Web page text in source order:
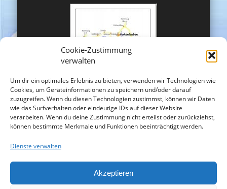
Cookie-Zustimmung
verwalten
Um dir ein optimales Erlebnis zu bieten, verwenden wir Technologien wie
Cookies, um Geräteinformationen zu speichern und/oder darauf
zuzugreifen. Wenn du diesen Technologien zustimmst, können wir Daten
wie das Surfverhalten oder eindeutige IDs auf dieser Website
verarbeiten. Wenn du deine Zustimmung nicht erteilst oder zurückziehst,
können bestimmte Merkmale und Funktionen beeinträchtigt werden.
Dienste verwalten
Akzeptieren